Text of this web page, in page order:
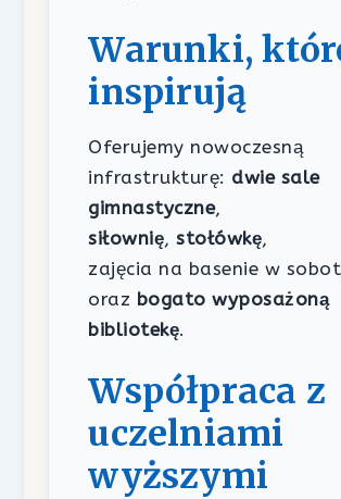
Warunki,
inspirują
Oferujemy nowoczesną
infrastrukturę: dwie sale
gimnastyczne,
siłownię,stołówkę,
zajęcia na basenie w
oraz bogato wyposażoną
bibliotekę.
Współpraca z
uczelniami
wyższymi